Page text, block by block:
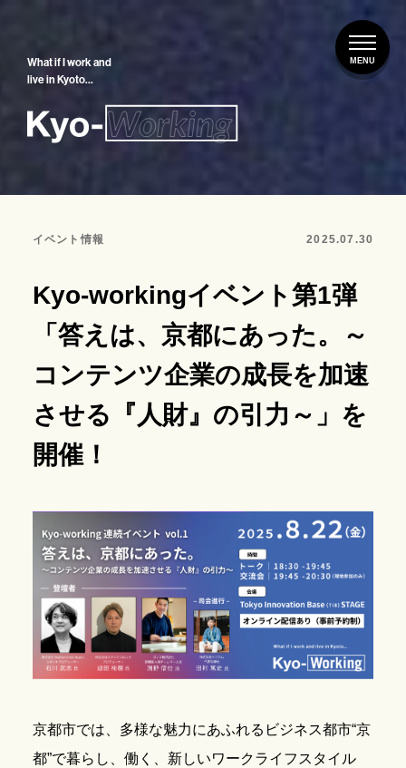
What if I work and
live in Kyoto…
イベント情報 2025.07.30
Kyo-workingイベント第1弾
「答えは、京都にあった。～
コンテンツ企業の成長を加速
させる『人財』の引力～」を
開催！
京都市では、多様な魅力にあふれるビジネス都市“京
都”で暮らし、働く、新しいワークライフスタイル